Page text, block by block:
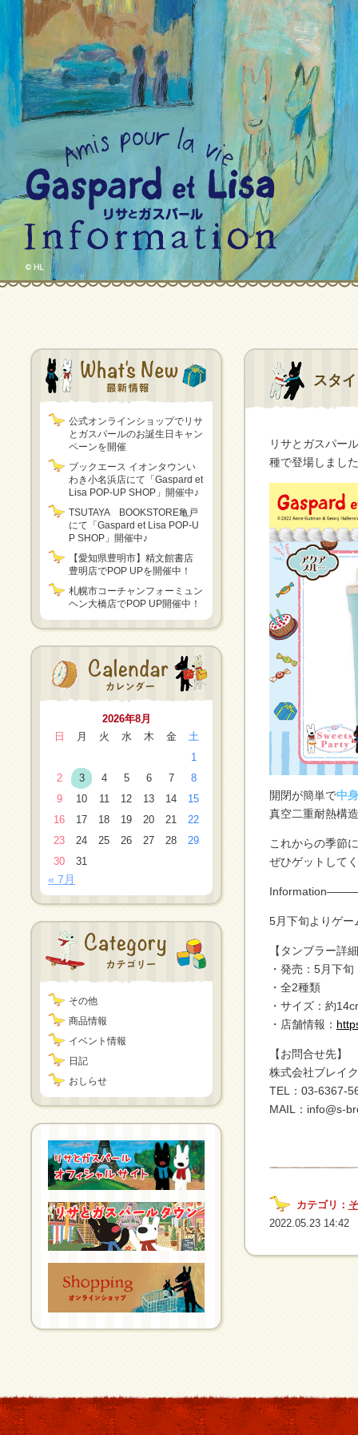
公式オンラインショップでリサ
とガスパールのお誕生日キャン
ペーンを開催
ブックエース イオンタウンい
わき小名浜店にて「Gaspard et
Lisa POP-UP SHOP」開催中♪
TSUTAYA BOOKSTORE亀戸
にて「Gaspard et Lisa POP-U
P SHOP」開催中♪
【愛知県豊明市】精文館書店
豊明店でPOP UPを開催中！
札幌市コーチャンフォーミュン
ヘン大橋店でPOP UP開催中！
2026年8月
日
月 火 水 木 金
土
1
2
3 4 5 6 7
8
9
10 11 12 13 14
15
16
17 18 19 20 21
22
23
24 25 26 27 28
29
30
31
« 7月
その他
商品情報
イベント情報
日記
おしらせ
スタ
リサとガスパー
種で登場しまし
開閉が簡単で中
真空二重耐熱構
これからの季節
ぜひゲットして
5月下旬よりゲー
【タンブラー詳
・発売：5月下旬
・全2種類
・サイズ：約
・店舗情報：
【お問合せ先】
株式会社ブレ
TEL：03-6367-
MAIL：info@s-
カテゴリ：
2022.05.23 14:42